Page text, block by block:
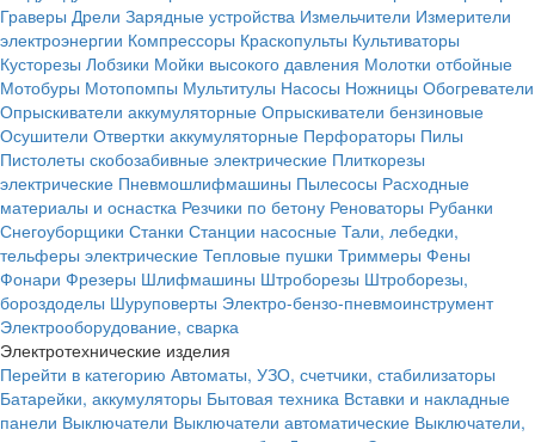
Граверы Дрели Зарядные устройства Измельчители Измерители
электроэнергии Компрессоры Краскопульты Культиваторы
Кусторезы Лобзики Мойки высокого давления Молотки отбойные
Мотобуры Мотопомпы Мультитулы Насосы Ножницы Обогреватели
Опрыскиватели аккумуляторные Опрыскиватели бензиновые
Осушители Отвертки аккумуляторные Перфораторы Пилы
Пистолеты скобозабивные электрические Плиткорезы
электрические Пневмошлифмашины Пылесосы Расходные
материалы и оснастка Резчики по бетону Реноваторы Рубанки
Снегоуборщики Станки Станции насосные Тали, лебедки,
тельферы электрические Тепловые пушки Триммеры Фены
Фонари Фрезеры Шлифмашины Штроборезы Штроборезы,
бороздоделы Шуруповерты Электро-бензо-пневмоинструмент
Электрооборудование, сварка
Электротехнические изделия
Перейти в категорию Автоматы, УЗО, счетчики, стабилизаторы
Батарейки, аккумуляторы Бытовая техника Вставки и накладные
панели Выключатели Выключатели автоматические Выключатели,